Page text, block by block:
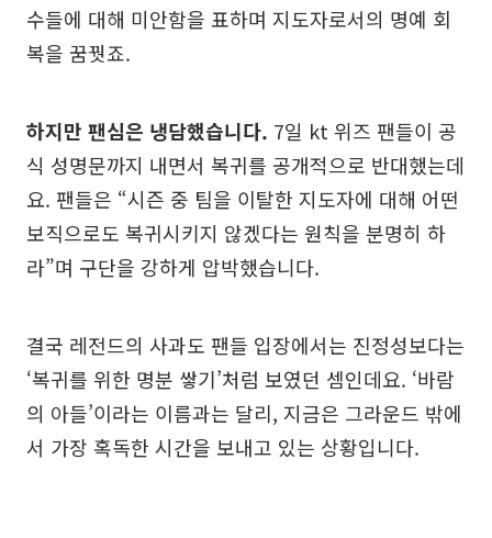
수들에 대해 미안함을 표하며 지도자로서의 명예 회
복을 꿈꿧죠.
하지만 팬심은 냉담했습니다. 7일 kt 위즈 팬들이 공
식 성명문까지 내면서 복귀를 공개적으로 반대했는데
요. 팬들은 “시즌 중 팀을 이탈한 지도자에 대해 어떤
보직으로도 복귀시키지 않겠다는 원칙을 분명히 하
라”며 구단을 강하게 압박했습니다.
결국 레전드의 사과도 팬들 입장에서는 진정성보다는
‘복귀를 위한 명분 쌓기’처럼 보였던 셈인데요. ‘바람
의 아들’이라는 이름과는 달리, 지금은 그라운드 밖에
서 가장 혹독한 시간을 보내고 있는 상황입니다.